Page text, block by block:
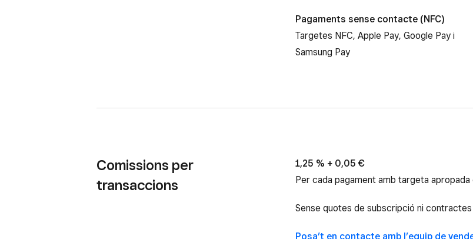
Pagaments sense contacte (NFC)
Targetes NFC, Apple Pay, Google Pay i
Samsung Pay
Comissions per
transaccions
1,25 % + 0,05 €
Per cada pagament amb targeta apropada
Sense quotes de subscripció ni contractes
Posa’t en contacte amb l’equip de